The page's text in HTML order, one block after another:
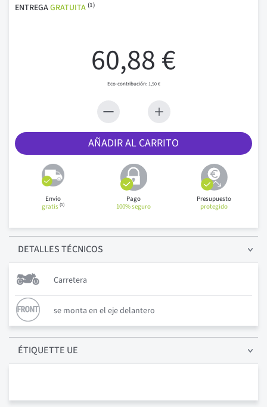
ENTREGAGRATUITA (1)
60,88 €
1,50 €
AÑADIR AL CARRITO
Envío
gratis(1)
Pago
100% seguro
Presupuesto
protegido
DETALLESTÉCNICOS
Carretera
se monta en el eje delantero
ÉTIQUETTE UE